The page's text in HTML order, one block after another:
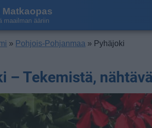
Matkaopas
maailman ääriin
» Pohjois-Pohjanmaa » Pyhäjoki
– Tekemistä,